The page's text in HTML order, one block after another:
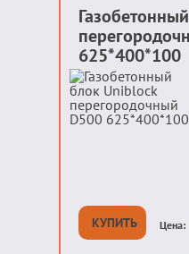
625*400*100
КУПИТЬ Цена: